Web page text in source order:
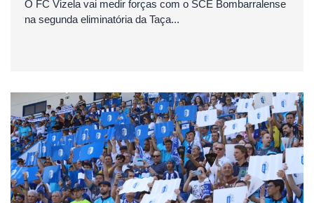
O FC Vizela vai medir forças com o SCE Bombarralense
na segunda eliminatória da Taça...